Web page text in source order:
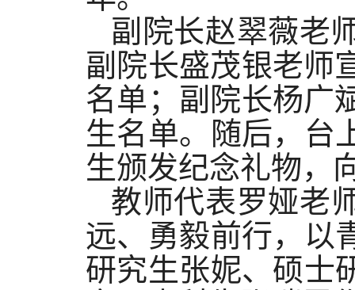
副院长赵翠薇老
副院长盛茂银老师
名单；副院长杨广
生名单。随后，台
生颁发纪念礼物，
教师代表罗娅老
远、勇毅前行，以
研究生张妮、硕士